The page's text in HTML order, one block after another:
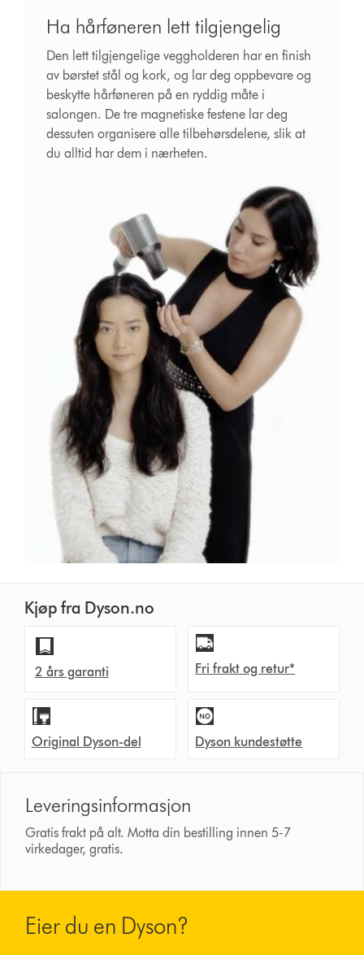
Ha hårføneren lett tilgjengelig
Den lett tilgjengelige veggholderen har en finish
av børstet stål og kork, og lar deg oppbevare og
beskytte hårføneren på en ryddig måte i
salongen. De tre magnetiske festene lar deg
dessuten organisere alle tilbehørsdelene, slik at
du alltid har dem i nærheten.
Kjøp fra Dyson.no
2 års garanti Fri frakt og retur*
Original Dyson-del Dyson kundestøtte
Leveringsinformasjon
Gratis frakt på alt. Motta din bestilling innen 5-7
virkedager, gratis.
Eier du en Dyson?